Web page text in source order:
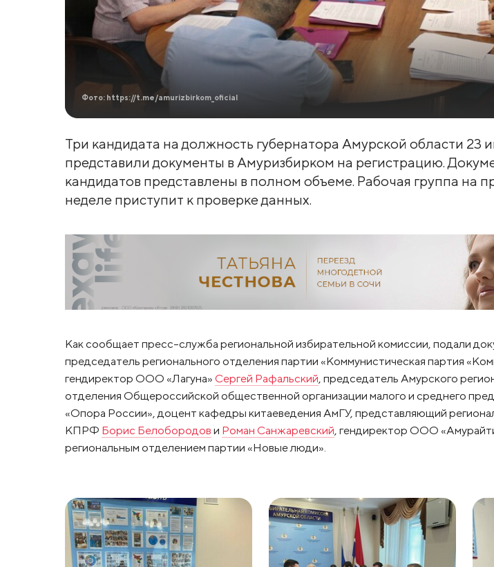
Фото: https://t.me/amurizbirkom_oficial
Три кандидата на должность губернатора Амурской области 23
представили документы в Амуризбирком на регистрацию.
кандидатов представлены в полном объеме. Рабочая группа на
неделе приступит к проверке данных.
Как сообщает пресс-служба региональной избирательной комиссии, подали
председатель регионального отделения партии «Коммунистическая партия
гендиректор ООО «Лагуна» Сергей Рафальский, председатель Амурского
отделения Общероссийской общественной организации малого и среднего
«Опора России», доцент кафедры китаеведения АмГУ, представляющий
КПРФ Борис Белобородов и Роман Санжаревский, гендиректор ООО
региональным отделением партии «Новые люди».